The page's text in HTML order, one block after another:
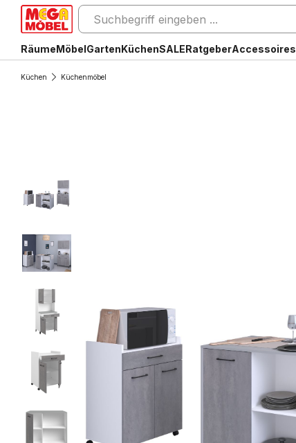
RäumeMöbelGartenKüchenSALERatgeberAccessoires
Küchen Küchenmöbel